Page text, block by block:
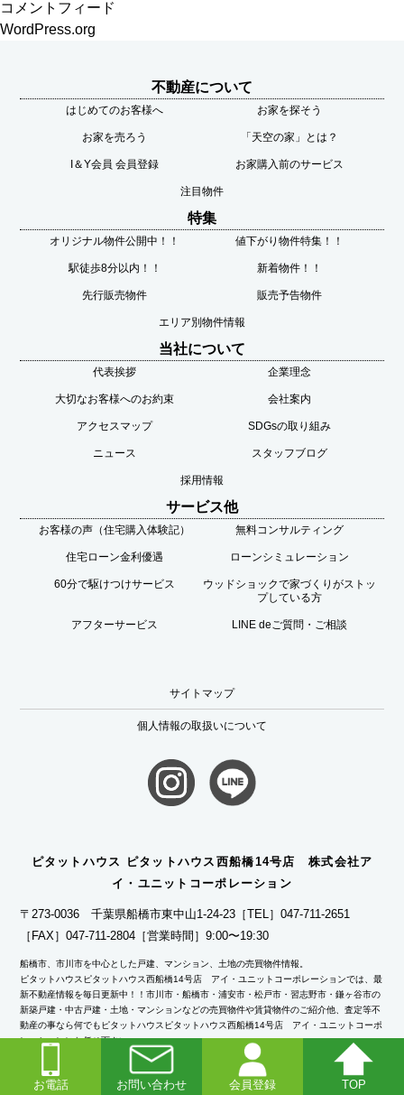
コメントフィード
WordPress.org
不動産について
はじめてのお客様へ お家を探そう
お家を売ろう 「天空の家」とは？
I＆Y会員 会員登録 お家購入前のサービス
注目物件
特集
オリジナル物件公開中！！ 値下がり物件特集！！
駅徒歩8分以内！！ 新着物件！！
先行販売物件 販売予告物件
エリア別物件情報
当社について
代表挨拶 企業理念
大切なお客様へのお約束 会社案内
アクセスマップ SDGsの取り組み
ニュース スタッフブログ
採用情報
サービス他
お客様の声（住宅購入体験記） 無料コンサルティング
住宅ローン金利優遇 ローンシミュレーション
60分で駆けつけサービス
ウッドショックで家づくりがストッ
プしている方
アフターサービス LINE deご質問・ご相談
サイトマップ
個人情報の取扱いについて
ピタットハウス ピタットハウス西船橋14号店 株式会社ア
イ・ユニットコーポレーション
〒273-0036 千葉県船橋市東中山1-24-23 ［TEL］047-711-2651
［FAX］047-711-2804 ［営業時間］9:00〜19:30
船橋市、市川市を中心とした戸建、マンション、土地の売買物件情報。
ピタットハウスピタットハウス西船橋14号店 アイ・ユニットコーポレーションでは、最
新不動産情報を毎日更新中！！市川市・船橋市・浦安市・松戸市・習志野市・鎌ヶ谷市の
新築戸建・中古戸建・土地・マンションなどの売買物件や賃貸物件のご紹介他、査定等不
動産の事なら何でもピタットハウスピタットハウス西船橋14号店 アイ・ユニットコーポ
レーションにお任せ下さい。
ピタットハウスの加盟店は独立自営であり、各店舗の責任のもと運営をしております。
お電話 お問い合わせ 会員登録 TOP